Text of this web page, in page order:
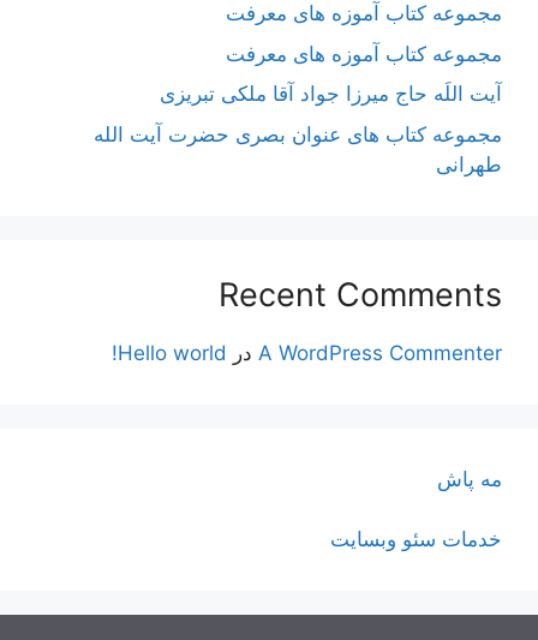
مجموعه کتاب آموزه های معرفت
مجموعه کتاب آموزه های معرفت
آیت اللَه حاج میرزا جواد آقا ملکی تبریزی
مجموعه کتاب های عنوان بصری حضرت آیت الله
طهرانی
Recent Comments
A WordPress Commenter در Hello world!
مه پاش
خدمات سئو وبسایت